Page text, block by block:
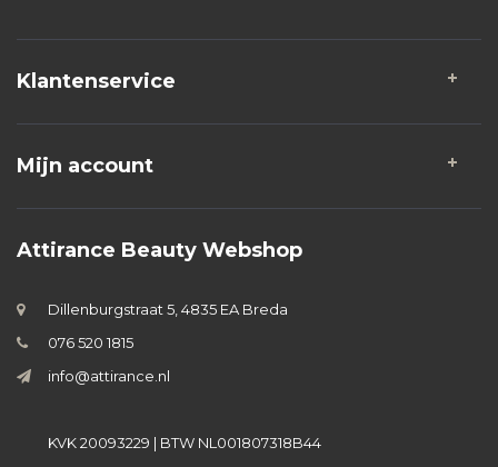
Klantenservice
Mijn account
Attirance Beauty Webshop
Dillenburgstraat 5, 4835 EA Breda
076 520 1815
info@attirance.nl
KVK 20093229 | BTW NL001807318B44